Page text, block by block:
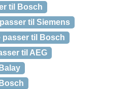
til Bosch
til Siemens
til Bosch
til AEG